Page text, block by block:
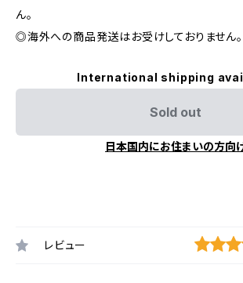
ん。
◎海外への商品発送はお受けしておりません。
International shipping
Sold out
日本国内にお住まいの方向
レビュー